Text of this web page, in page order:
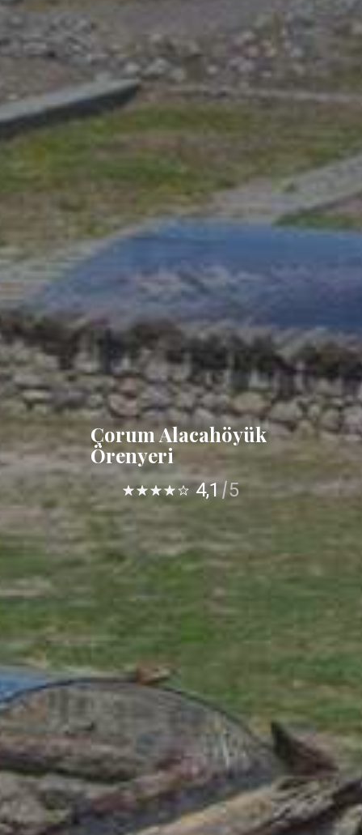
Çorum Alacahöyük
Örenyeri
4,1 5